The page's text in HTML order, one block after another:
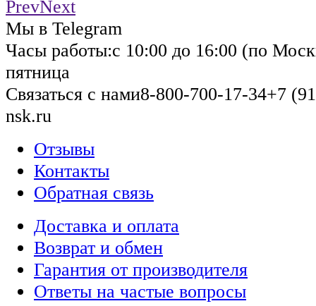
PrevNext
Мы в Telegram
Часы работы:с 10:00 до 16:00 (по
пятница
Связаться с нами8-800-700-17-34+7
nsk.ru
Отзывы
Контакты
Обратная связь
Доставка и оплата
Возврат и обмен
Гарантия от производителя
Ответы на частые вопросы